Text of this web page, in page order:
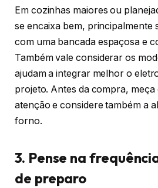
Em cozinhas maiores ou
se encaixa bem, principalmente
com uma bancada espaçosa e
Também vale considerar os
ajudam a integrar melhor o
projeto. Antes da compra,
atenção e considere também a
forno.
3. Pense na
de preparo